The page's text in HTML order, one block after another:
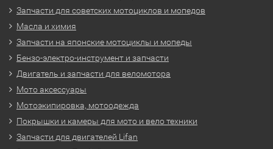
Запчасти для советских мотоциклов и мопедов
Масла и химия
Запчасти на японские мотоциклы и мопеды
Бензо-электро-инструмент и запчасти
Двигатель и запчасти для веломотора
Мото аксессуары
Мотоэкипировка, мотоодежда
Покрышки и камеры для мото и вело техники
Запчасти для двигателей Lifan